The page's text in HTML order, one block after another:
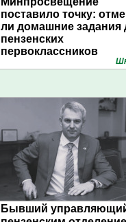
поставило точку:
ли домашние задания
пензенских
первоклассников
Бывший